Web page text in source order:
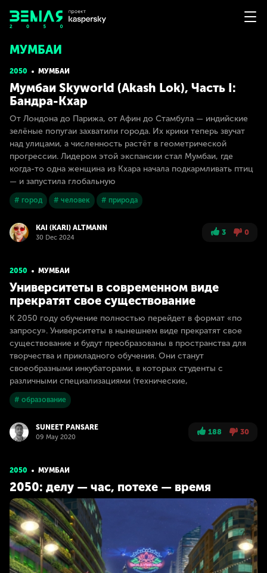
МУМБАИ
2050 МУМБАИ
Мумбаи Skyworld (Akash Lok), Часть I:
Бандра-Кхар
От Лондона до Парижа, от Афин до Стамбула — индийские
зелёные попугаи захватили города. Их крики теперь звучат
над улицами, а численность растёт в геометрической
прогрессии. Лидером этой экспансии стал Мумбаи, где
когда-то одна женщина из Кхара начала подкармливать птиц
— и запустила глобальную
# город # человек # природа
KAI (KARI) ALTMANN
30 Dec 2024
3 0
2050 МУМБАИ
Университеты в современном виде
прекратят свое существование
К 2050 году обучение полностью перейдет в формат «по
запросу». Университеты в нынешнем виде прекратят свое
существование и будут преобразованы в пространства для
творчества и прикладного обучения. Они станут
своеобразными инкубаторами, в которых студенты с
различными специализациями (технические,
# образование
SUNEET PANSARE
09 May 2020
188 30
2050 МУМБАИ
2050: делу — час, потехе — время